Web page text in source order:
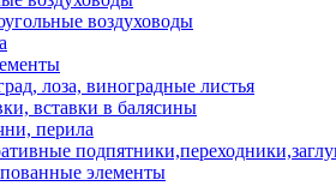
воздуховоды
лоза, виноградные листья
вставки в балясины
перила
элементы